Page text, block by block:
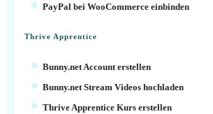
PayPal bei WooCommerce einbinden
Thrive Apprentice
Bunny.net Account erstellen
Bunny.net Stream Videos hochladen
Thrive Apprentice Kurs erstellen